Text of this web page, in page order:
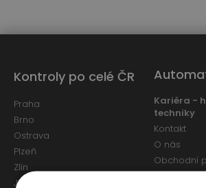
Kariéra -
techniky
Kontakt
O nás
Obchodní
Kontroly po celé ČR
Praha
Brno
Ostrava
Plzeň
Zlín
Jihlava